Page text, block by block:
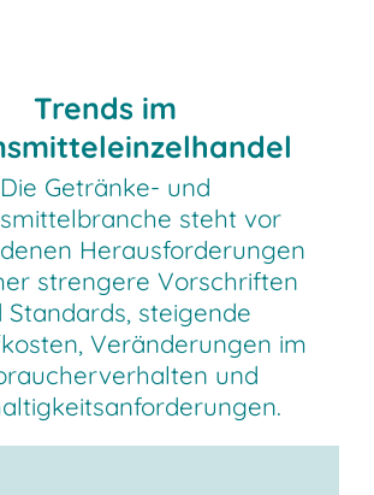
Trends im
Die Getränke- und
steht vor
Herausforderungen
strengere Vorschriften
Standards, steigende
Veränderungen im
und